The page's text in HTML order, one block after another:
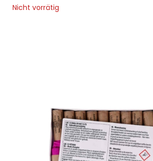
Nicht vorrätig